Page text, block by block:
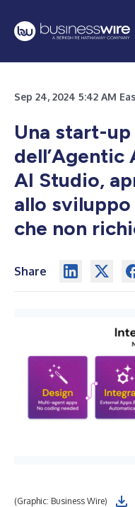
Sep 24, 2024 5:42 AM
Una start-
dell’Agentic
AI Studio,
allo
che non
Share
(Graphic: Business Wire)